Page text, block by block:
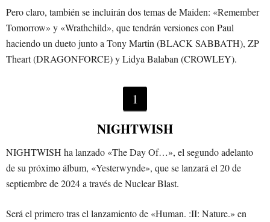
Pero claro, también se incluirán dos temas de Maiden: «Remember
Tomorrow» y «Wrathchild», que tendrán versiones con Paul
haciendo un dueto junto a Tony Martin (BLACK SABBATH), ZP
Theart (DRAGONFORCE) y Lidya Balaban (CROWLEY).
1
NIGHTWISH
NIGHTWISH ha lanzado «The Day Of…», el segundo adelanto
de su próximo álbum, «Yesterwynde», que se lanzará el 20 de
septiembre de 2024 a través de Nuclear Blast.
Será el primero tras el lanzamiento de «Human. :II: Nature.» en